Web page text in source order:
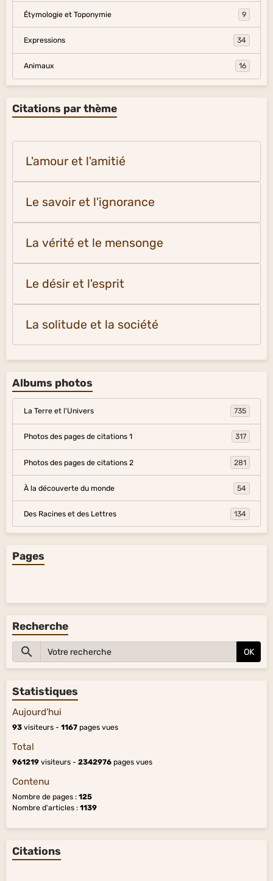
Étymologie et Toponymie 9
Expressions 34
Animaux 16
Citations par thème
L'amour et l'amitié
Le savoir et l'ignorance
La vérité et le mensonge
Le désir et l'esprit
La solitude et la société
Albums photos
La Terre et l'Univers 735
Photos des pages de citations 1 317
Photos des pages de citations 2 281
À la découverte du monde 54
Des Racines et des Lettres 134
Pages
Recherche
OK
Statistiques
Aujourd'hui
93 visiteurs - 1167 pages vues
Total
961219 visiteurs - 2342976 pages vues
Contenu
Nombre de pages : 125
Nombre d'articles : 1139
Citations